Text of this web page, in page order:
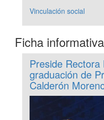
Vinculación social
Ficha
Preside Rectora
graduación de
Calderón